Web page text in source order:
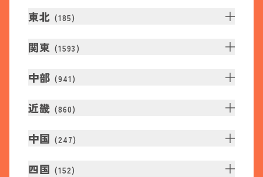
東北 (185)
関東 (1593 )
中部 (941 )
近畿 (860)
中国 (247)
四国 (152)